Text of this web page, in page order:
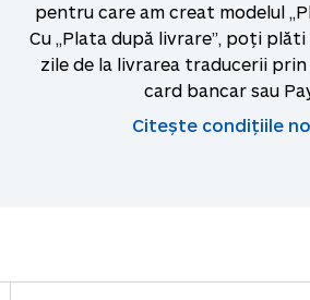
pentru care am creat modelul
Cu „Plata după livrare”, poți
zile de la livrarea traducerii
card bancar sau
Citește condițiile